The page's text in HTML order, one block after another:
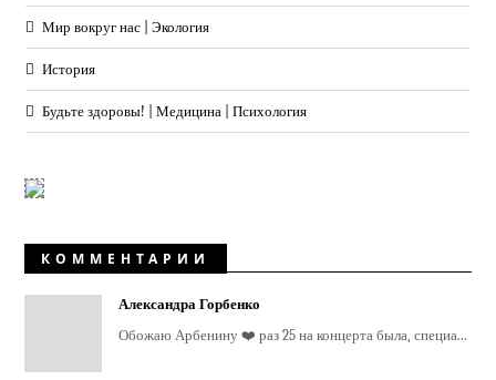
Мир вокруг нас | Экология
История
Будьте здоровы! | Медицина | Психология
КОММЕНТАРИИ
Александра Горбенко
Обожаю Арбенину ❤️ раз 25 на концерта была, специа...